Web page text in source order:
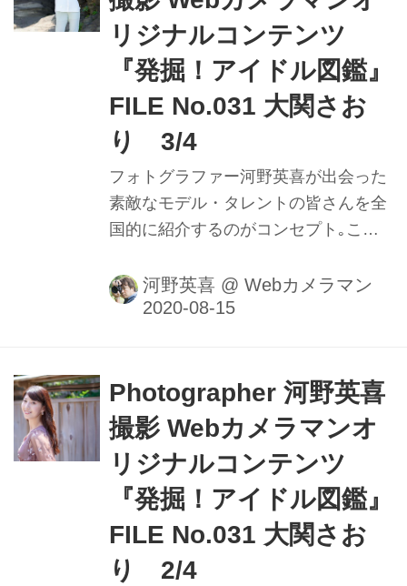
リジナルコンテンツ
『発掘！アイドル図鑑』
FILE No.031 大関さお
り 3/4
フォトグラファー河野英喜が出会った
素敵なモデル・タレントの皆さんを全
国的に紹介するのがコンセプト｡ここ
インダー内の様子を垣間見ることがで
きるのはもちろん､週替わりの撮影小
モデルの動きに合わせてフレームをキ
メる様子を堪能しよう。
河野英喜 @ Webカメラマン
Photographer 河野英喜
撮影 Webカメラマンオ
リジナルコンテンツ
『発掘！アイドル図鑑』
FILE No.031 大関さお
り 2/4